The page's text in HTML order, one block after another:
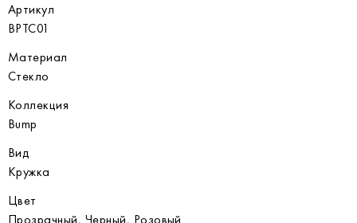
Артикул
BPTC01
Материал
Стекло
Коллекция
Bump
Вид
Кружка
Цвет
Прозрачный, Черный, Розовый